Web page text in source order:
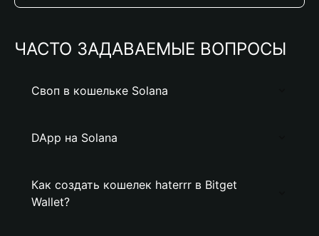
ЧАСТО ЗАДАВАЕМЫЕ ВОПРОСЫ
Своп в кошельке Solana
DApp на Solana
Как создать кошелек haterrr в Bitget
Wallet?